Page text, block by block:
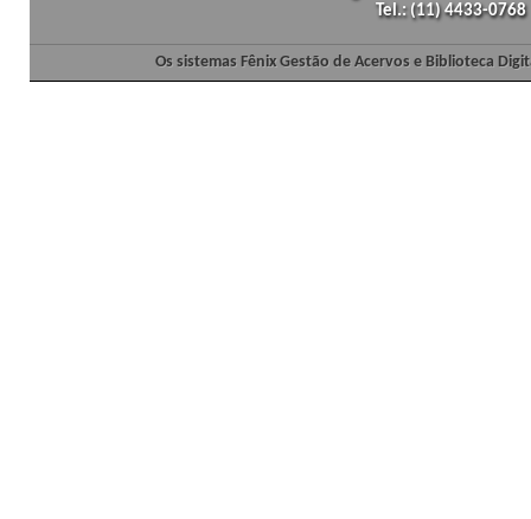
Tel.: (11) 4433-
Os sistemas Fênix Gestão de Acervos e Biblioteca